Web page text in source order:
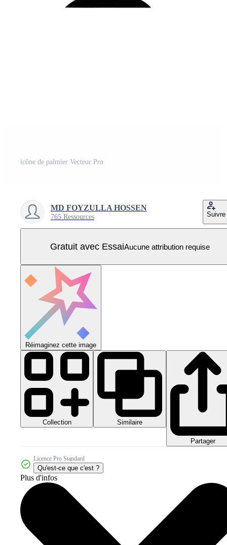
icône de palmier Vecteur Pro
MD FOYZULLA HOSSEN
765 Ressources Suivre
Gratuit avec EssaiAucune attribution requise
Réimaginez cette image
Collection Similaire
Partager
Licence Pro Standard
Qu'est-ce que c'est ?
Plus d'infos